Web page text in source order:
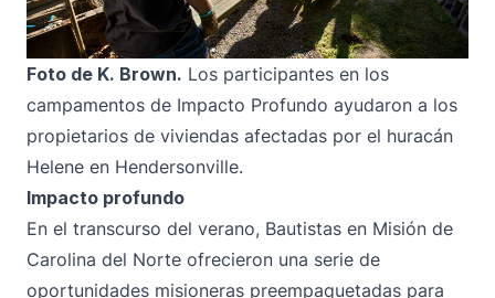
Foto de K. Brown. Los participantes en los
campamentos de Impacto Profundo ayudaron a los
propietarios de viviendas afectadas por el huracán
Helene en Hendersonville.
Impacto profundo
En el transcurso del verano, Bautistas en Misión de
Carolina del Norte ofrecieron una serie de
oportunidades misioneras preempaquetadas para